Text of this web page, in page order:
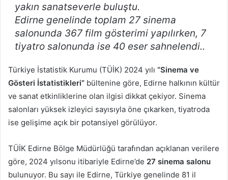
yakın sanatseverle buluştu.
Edirne genelinde toplam 27 sinema
salonunda 367 film gösterimi yapılırken, 7
tiyatro salonunda ise 40 eser sahnelendi..
Türkiye İstatistik Kurumu (TÜİK) 2024 yılı “Sinema ve
Gösteri İstatistikleri” bültenine göre, Edirne halkının kültür
ve sanat etkinliklerine olan ilgisi dikkat çekiyor. Sinema
salonları yüksek izleyici sayısıyla öne çıkarken, tiyatroda
ise gelişime açık bir potansiyel görülüyor.
TÜİK Edirne Bölge Müdürlüğü tarafından açıklanan verilere
göre, 2024 yılsonu itibariyle Edirne’de 27 sinema salonu
bulunuyor. Bu sayı ile Edirne, Türkiye genelinde 81 il